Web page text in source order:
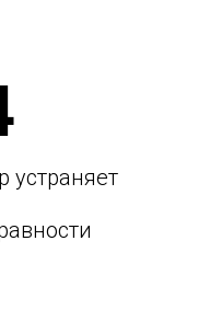
устраняет